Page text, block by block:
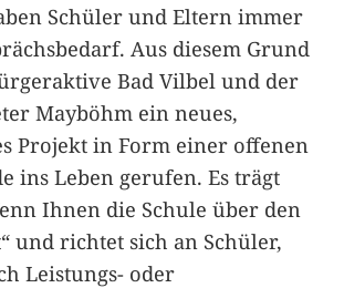
Schüler und Eltern immer
Aus diesem Grund
Bad Vilbel und der
Mayböhm ein neues,
Projekt in Form einer offenen
ins Leben gerufen. Es trägt
Ihnen die Schule über den
und richtet sich an Schüler,
Leistungs- oder